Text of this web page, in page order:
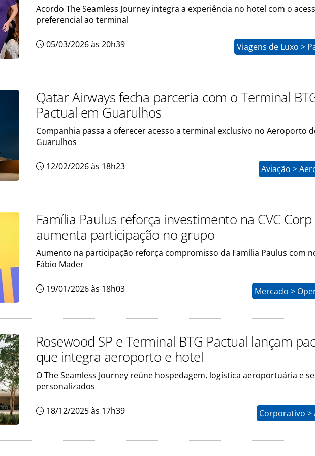
Acordo The Seamless Journey integra a experiência no hotel com o
preferencial ao terminal
05/03/2026 às 20h39 Viagens de Luxo >
Qatar Airways fecha parceria com o Terminal
Pactual em Guarulhos
Companhia passa a oferecer acesso a terminal exclusivo no Aeroporto
Guarulhos
12/02/2026 às 18h23 Aviação >
Família Paulus reforça investimento na CVC Corp
aumenta participação no grupo
Aumento na participação reforça compromisso da Família Paulus com
Fábio Mader
19/01/2026 às 18h03 Mercado >
Rosewood SP e Terminal BTG Pactual lançam
que integra aeroporto e hotel
O The Seamless Journey reúne hospedagem, logística aeroportuária e
personalizados
18/12/2025 às 17h39 Corporativo >